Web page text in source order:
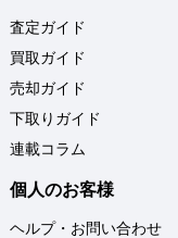
査定ガイド
買取ガイド
売却ガイド
下取りガイド
連載コラム
個人のお客様
ヘルプ・お問い合わせ